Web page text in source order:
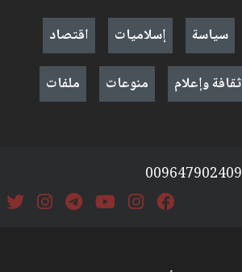
سياسة إسلاميات
اقتصاد
ثقافة وإعلام منوعات ملفات